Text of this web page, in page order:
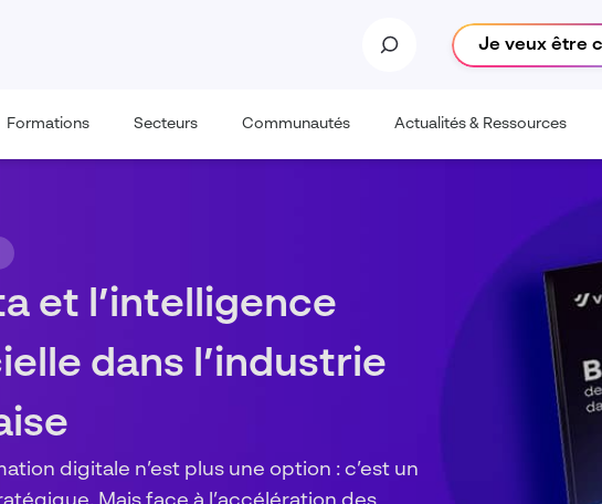
Je veux être
Formations Secteurs Communautés Actualités & Ressources
sont-elles
l’IA Dassault
?